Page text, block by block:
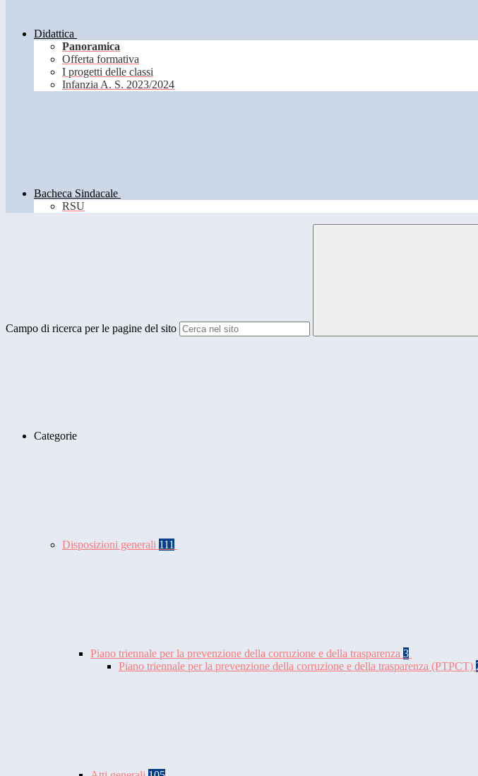
Didattica
Panoramica
Offerta formativa
I progetti delle classi
Infanzia A. S. 2023/2024
Bacheca Sindacale
RSU
Campo di ricerca per le pagine del sito
Categorie
Disposizioni generali 111
Piano triennale per la prevenzione della corruzione e della trasparenza 3
Piano triennale per la prevenzione della corruzione e della trasparenza (PTPCT)